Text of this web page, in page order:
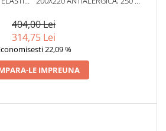
404,00 Lei
314,75 Lei
22,09 %
LE IMPREUNA